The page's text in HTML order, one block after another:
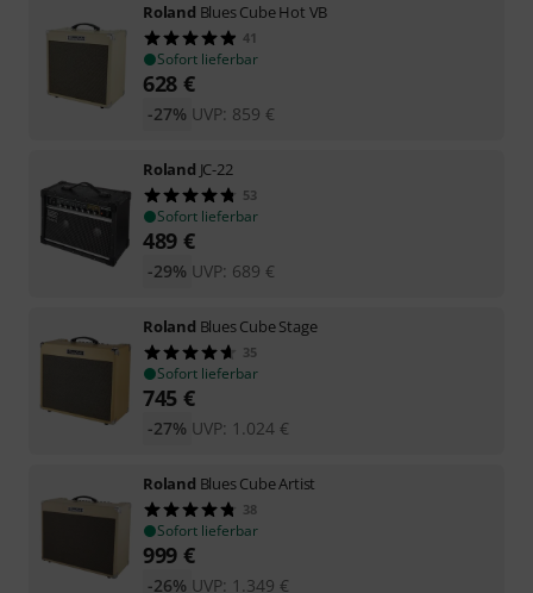
Roland Blues Cube Hot VB
41
Sofort lieferbar
628 €
UVP: 859 €
-27%
Roland JC-22
53
Sofort lieferbar
489 €
UVP: 689 €
-29%
Roland Blues Cube Stage
35
Sofort lieferbar
745 €
UVP: 1.024 €
-27%
Roland Blues Cube Artist
38
Sofort lieferbar
999 €
UVP: 1.349 €
-26%